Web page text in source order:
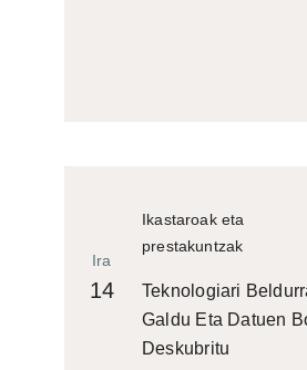
Ikastaroak eta
prestakuntzak
Ira
14
Teknologiari
Galdu Eta Datuen
Deskubritu